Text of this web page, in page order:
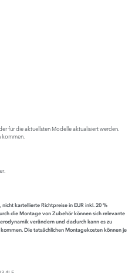
für die aktuellsten Modelle aktualisiert werden.
kartellierte Richtpreise in EUR inkl. 20 %
die Montage von Zubehör können sich relevante
verändern und dadurch kann es zu
kommen.Die tatsächlichen Montagekosten können je